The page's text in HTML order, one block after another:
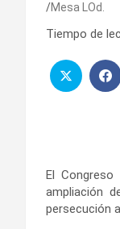
Mesa LOd.
Tiempo de
El
ampliación
persecución